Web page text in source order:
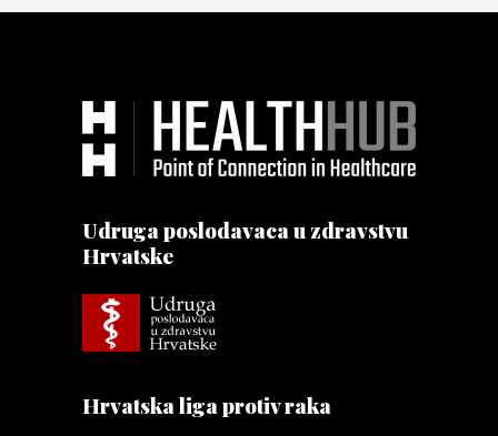
Udruga poslodavaca u zdravstvu
Hrvatske
Hrvatska liga protiv raka